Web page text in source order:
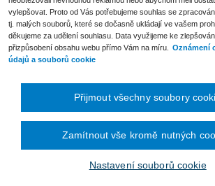
Počet stran 996
Typ produktu E-kniha
Formát Smarteca
Kniha Mužské právo II je pokračováním úspěšného
Mužské právo. Jsou právní pravidla neutrální? Jak
úvodní kapitole samy editorky, obsahuje další
vylepšovat. Proto od Vás potřebujeme souhlas se
tj. malých souborů, které se dočasně ukládají ve vašem
děkujeme za udělení souhlasu. Data využijeme ke
přizpůsobení obsahu webu přímo Vám na míru.
Oznámení
údajů a souborů cookie
Nastavení souborů cookie
Zamítnout vše kromě nutných
Přijmout všechny soubory